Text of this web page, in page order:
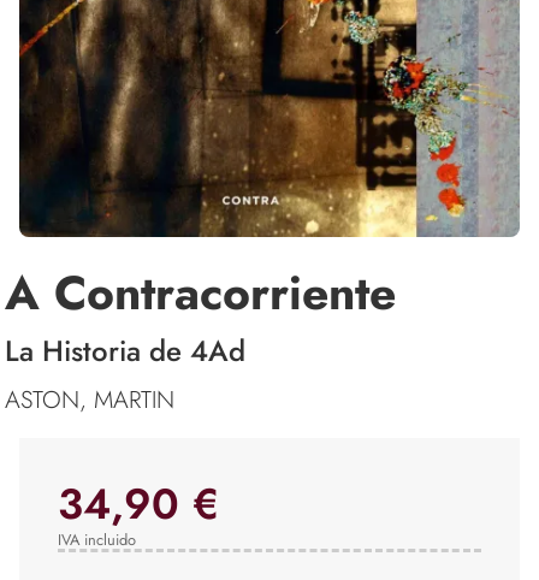
A Contracorriente
La Historia de 4Ad
ASTON, MARTIN
34,90 €
IVA incluido